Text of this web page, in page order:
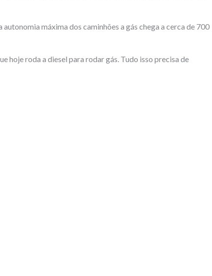
máxima dos caminhões a gás chega a cerca de 700
hoje roda a diesel para rodar gás. Tudo isso precisa de